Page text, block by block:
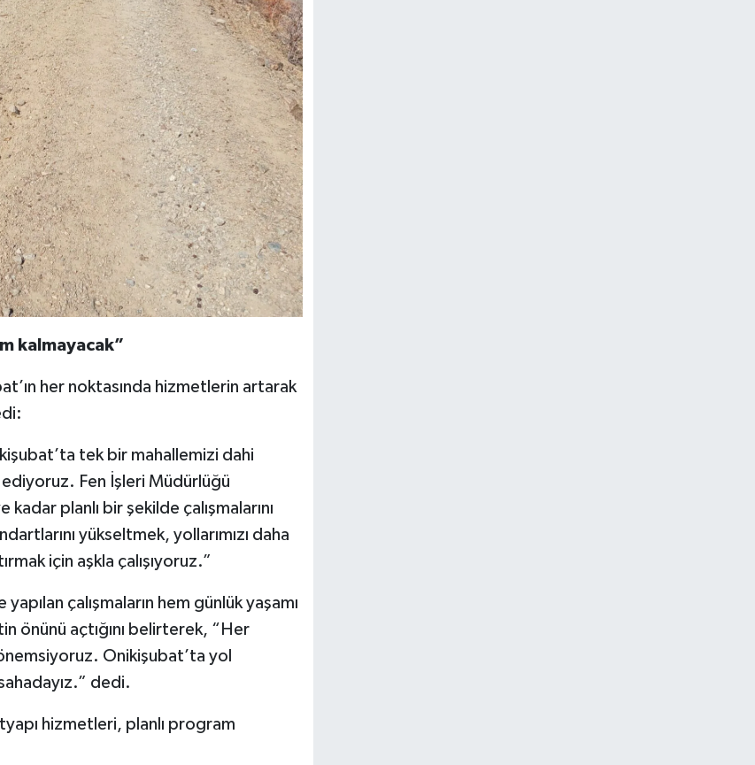
kalmayacak”
her noktasında hizmetlerin artarak
tek bir mahallemizi dahi
Fen İşleri Müdürlüğü
planlı bir şekilde çalışmalarını
yükseltmek, yollarımızı daha
için aşkla çalışıyoruz.”
çalışmaların hem günlük yaşamı
önünü açtığını belirterek, “Her
Onikişubat’ta yol
dedi.
hizmetleri, planlı program